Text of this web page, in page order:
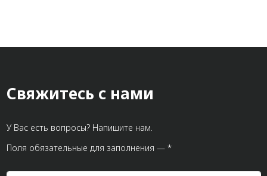
Свяжитесь с нами
У Вас есть вопросы? Напишите нам.
Поля обязательные для заполнения — *